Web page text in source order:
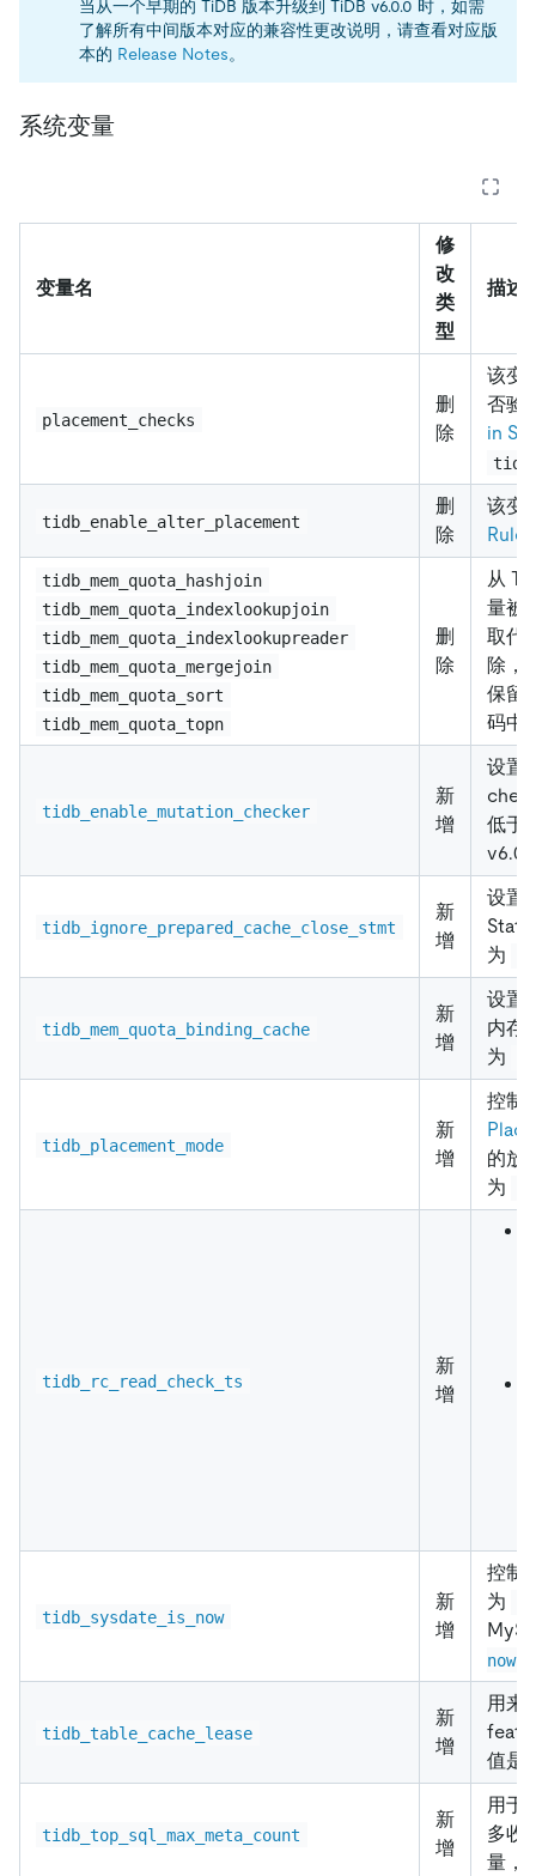
当从一个早期的 TiDB 版本升级到 TiDB v6.0.0 时，如需
了解所有中间版本对应的兼容性更改说明，请查看对应版
本的 Release Notes。
系统变量
变量名
修
改
类
型
描述
placement_checks
删
除
该变
否验
in
tidb_enable_alter_placement
删
除
该变
tidb_mem_quota_hashjoin
tidb_mem_quota_indexlookupjoin
tidb_mem_quota_indexlookupreader
tidb_mem_quota_mergejoin
tidb_mem_quota_sort
tidb_mem_quota_topn
删
除
从
量被
取代
除，
保留
码中
tidb_enable_mutation_checker
新
增
设置
低于
tidb_ignore_prepared_cache_close_stmt
新
增
设置
为
tidb_mem_quota_binding_cache
新
增
设置
内存
为
tidb_placement_mode
新
增
控制
的放
为
tidb_rc_read_check_ts
新
增
tidb_sysdate_is_now
新
增
控制
为
now
tidb_table_cache_lease
新
增
用来
值是
tidb_top_sql_max_meta_count
新
增
用于
多收
量，